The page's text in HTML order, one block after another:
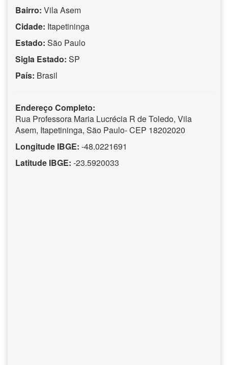
Bairro: Vila Asem
Cidade: Itapetininga
Estado: São Paulo
Sigla Estado: SP
País: Brasil
Endereço Completo:
Rua Professora Maria Lucrécia R de Toledo, Vila
Asem, Itapetininga, São Paulo- CEP 18202020
Longitude IBGE: -48.0221691
Latitude IBGE: -23.5920033